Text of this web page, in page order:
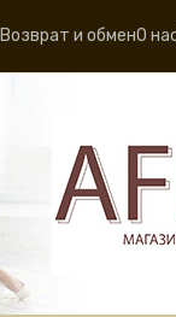
Возврат и обменО